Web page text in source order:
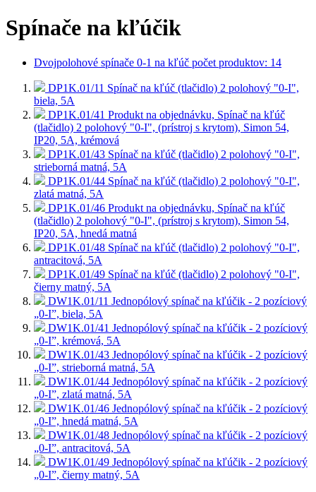
Spínače na kľúčik
Dvojpolohové spínače 0-1 na kľúč počet produktov: 14
DP1K.01/11 Spínač na kľúč (tlačidlo) 2 polohový "0-I",
biela, 5A
DP1K.01/41 Produkt na objednávku, Spínač na kľúč
(tlačidlo) 2 polohový "0-I", (prístroj s krytom), Simon 54,
IP20, 5A, krémová
DP1K.01/43 Spínač na kľúč (tlačidlo) 2 polohový "0-I",
strieborná matná, 5A
DP1K.01/44 Spínač na kľúč (tlačidlo) 2 polohový "0-I",
zlatá matná, 5A
DP1K.01/46 Produkt na objednávku, Spínač na kľúč
(tlačidlo) 2 polohový "0-I", (prístroj s krytom), Simon 54,
IP20, 5A, hnedá matná
DP1K.01/48 Spínač na kľúč (tlačidlo) 2 polohový "0-I",
antracitová, 5A
DP1K.01/49 Spínač na kľúč (tlačidlo) 2 polohový "0-I",
čierny matný, 5A
DW1K.01/11 Jednopólový spínač na kľúčik - 2 pozíciový
„0-I”, biela, 5A
DW1K.01/41 Jednopólový spínač na kľúčik - 2 pozíciový
„0-I”, krémová, 5A
DW1K.01/43 Jednopólový spínač na kľúčik - 2 pozíciový
„0-I”, strieborná matná, 5A
DW1K.01/44 Jednopólový spínač na kľúčik - 2 pozíciový
„0-I”, zlatá matná, 5A
DW1K.01/46 Jednopólový spínač na kľúčik - 2 pozíciový
„0-I”, hnedá matná, 5A
DW1K.01/48 Jednopólový spínač na kľúčik - 2 pozíciový
„0-I”, antracitová, 5A
DW1K.01/49 Jednopólový spínač na kľúčik - 2 pozíciový
„0-I”, čierny matný, 5A